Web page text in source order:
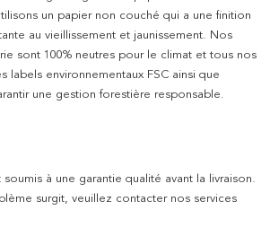
un papier non couché qui a une finition
au vieillissement et jaunissement. Nos
sont 100% neutres pour le climat et tous nos
labels environnementaux FSC ainsi que
une gestion forestière responsable.
à une garantie qualité avant la livraison.
surgit, veuillez contacter nos services